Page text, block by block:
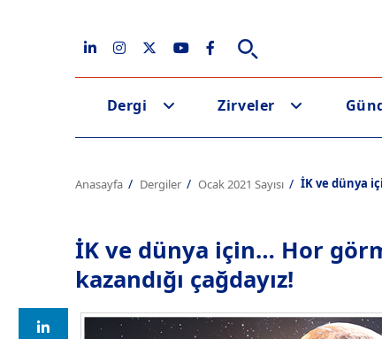
Dergi Zirveler
Anasayfa Dergiler Ocak 2021 Sayısı İK ve dünya
İK ve dünya için… Hor
kazandığı çağdayız!